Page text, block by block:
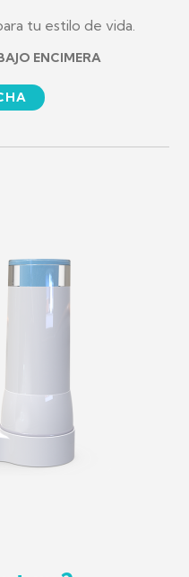
tu estilo de vida.
ENCIMERA